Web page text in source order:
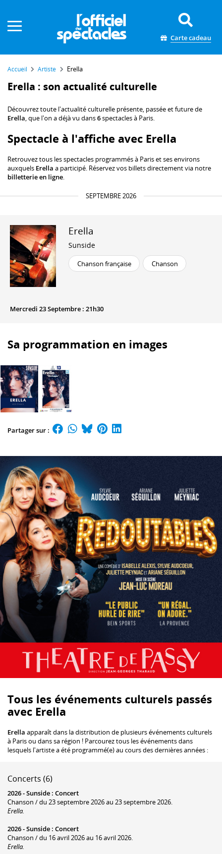
Carte cadeau
Accueil Artiste Erella
Erella : son actualité culturelle
Découvrez toute l'actualité culturelle présente, passée et future de
Erella, que l'on a déjà vu dans6spectacles à Paris.
Spectacle à l'affiche avec Erella
Retrouvez tous les spectacles programmés à Paris et ses environs
auxquels Erella a participé. Réservez vos billets directement via notre
billetterie en ligne.
SEPTEMBRE 2026
Erella
Sunside
Chanson française Chanson
Mercredi 23 Septembre : 21h30
Sa programmation en images
Partager sur :
Tous les événements culturels passés
avec Erella
Erella apparaît dans la distribution de plusieurs événements culturels
à Paris ou dans sa région ! Parcourez tous les événements dans
lesquels l'artiste a été programmé(e) au cours des dernières années :
Concerts (6)
2026 -Sunside : Concert
Chanson / du 23 septembre 2026 au 23 septembre 2026.
Erella.
2026 -Sunside : Concert
Chanson / du 16 avril 2026 au 16 avril 2026.
Erella.